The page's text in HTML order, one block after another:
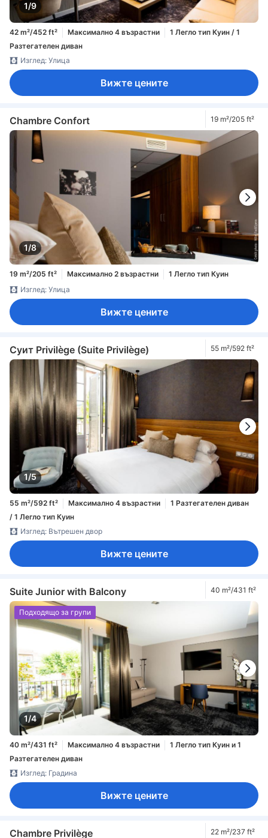
1/9
42 m²/452 ft² Максимално 4 възрастни
1 Легло тип Куин / 1
Разтегателен диван
Изглед: Улица
Вижте цените
Chambre Confort 19 m²/205 ft²
1/8
19 m²/205 ft² Максимално 2 възрастни
1 Легло тип Куин
Изглед: Улица
Вижте цените
Суит Privilège (Suite Privilège) 55 m²/592 ft²
1/5
55 m²/592 ft² Максимално 4 възрастни
1 Разтегателен диван
/ 1 Легло тип Куин
Изглед: Вътрешен двор
Вижте цените
Suite Junior with Balcony 40 m²/431 ft²
1/4
Подходящо за групи
40 m²/431 ft² Максимално 4 възрастни
1 Легло тип Куин и 1
Разтегателен диван
Изглед: Градина
Вижте цените
Chambre Privilège 22 m²/237 ft²